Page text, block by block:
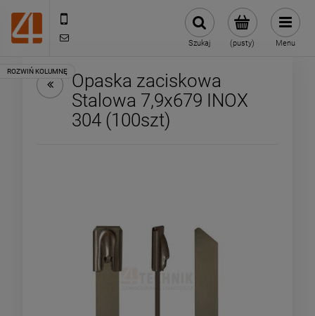
(pusty)
Szukaj Menu
Opaska zaciskowa
Stalowa 7,9x679 INOX
304 (100szt)